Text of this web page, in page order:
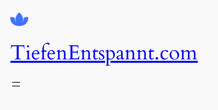
Zum
Inhalt
TiefenEntspannt.com